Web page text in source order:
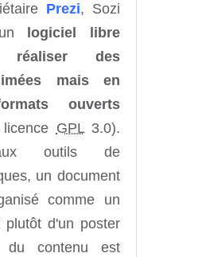
Prezi, Sozi
logiciel libre
réaliser des
mais en
ouverts
GPL3.0).
aux outils de
un document
comme un
plutôt d'un poster
du contenu est